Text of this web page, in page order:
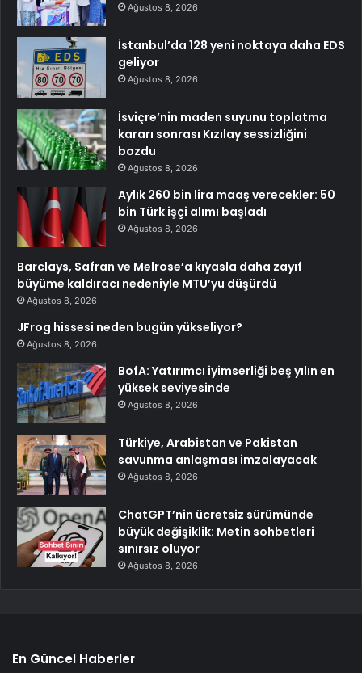
Ağustos 8, 2026
İstanbul’da 128 yeni noktaya daha EDS
geliyor
Ağustos 8, 2026
İsviçre’nin maden suyunu toplatma
kararı sonrası Kızılay sessizliğini
bozdu
Ağustos 8, 2026
Aylık 260 bin lira maaş verecekler: 50
bin Türk işçi alımı başladı
Ağustos 8, 2026
Barclays, Safran ve Melrose’a kıyasla daha zayıf
büyüme kaldıracı nedeniyle MTU’yu düşürdü
Ağustos 8, 2026
JFrog hissesi neden bugün yükseliyor?
Ağustos 8, 2026
BofA: Yatırımcı iyimserliği beş yılın en
yüksek seviyesinde
Ağustos 8, 2026
Türkiye, Arabistan ve Pakistan
savunma anlaşması imzalayacak
Ağustos 8, 2026
ChatGPT’nin ücretsiz sürümünde
büyük değişiklik: Metin sohbetleri
sınırsız oluyor
Ağustos 8, 2026
En Güncel Haberler